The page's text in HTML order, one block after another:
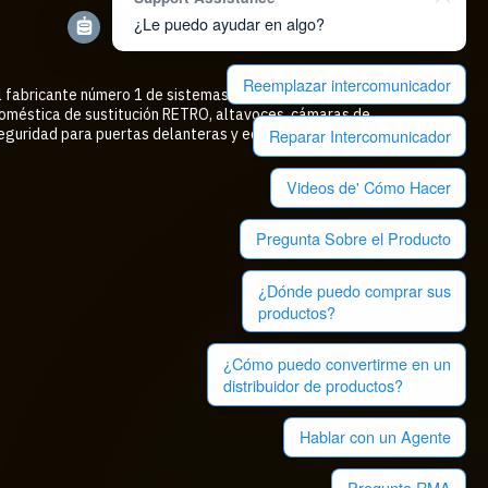
fabricante número 1 de sistemas de intercomunicación
de sustitución RETRO, altavoces, cámaras de
para puertas delanteras y equipos de audio
¿Le puedo ayudar en algo?
Reemplazar intercomunicador
Reparar Intercomunicador
Videos de' Cómo Hacer
Pregunta Sobre el Producto
¿Dónde puedo comprar sus
productos?
¿Cómo puedo convertirme en un
distribuidor de productos?
Hablar con un Agente